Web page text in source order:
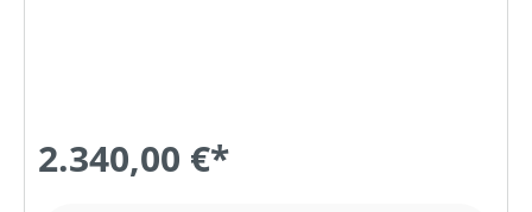
2.340,00 €*